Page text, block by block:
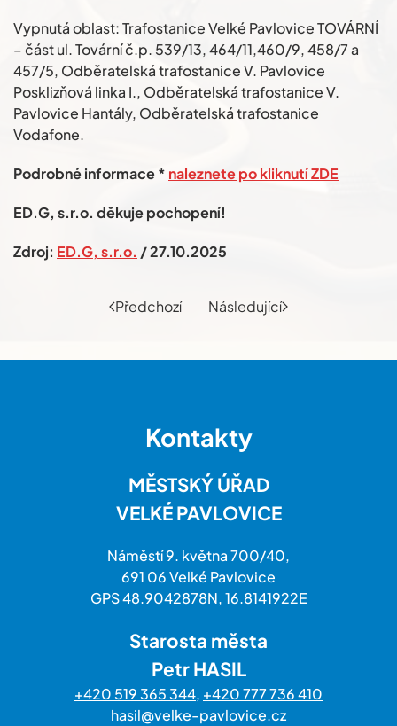
Vypnutá oblast: Trafostanice Velké Pavlovice TOVÁRNÍ
– část ul. Tovární č.p. 539/13, 464/11,460/9, 458/7 a
457/5, Odběratelská trafostanice V. Pavlovice
Posklizňová linka I., Odběratelská trafostanice V.
Pavlovice Hantály, Odběratelská trafostanice
Vodafone.
Podrobné informace * naleznete po kliknutí ZDE
ED.G, s.r.o. děkuje pochopení!
Zdroj: ED.G, s.r.o. / 27.10.2025
Předchozí Následující
Kontakty
MĚSTSKÝ ÚŘAD
VELKÉ PAVLOVICE
Náměstí 9. května 700/40,
691 06 Velké Pavlovice
GPS 48.9042878N, 16.8141922E
Starosta města
Petr HASIL
+420 519 365 344, +420 777 736 410
hasil@velke-pavlovice.cz